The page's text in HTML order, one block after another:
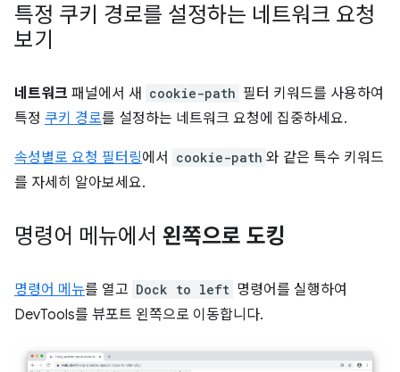
특정 쿠키 경로를 설정하는 네트워크 요청
보기
네트워크 패널에서 새 cookie-path 필터 키워드를 사용하여
특정 쿠키 경로를 설정하는 네트워크 요청에 집중하세요.
속성별로 요청 필터링에서 cookie-path 와 같은 특수 키워드
를 자세히 알아보세요.
명령어 메뉴에서 왼쪽으로 도킹
명령어 메뉴를 열고 Dock to left 명령어를 실행하여
DevTools를 뷰포트 왼쪽으로 이동합니다.